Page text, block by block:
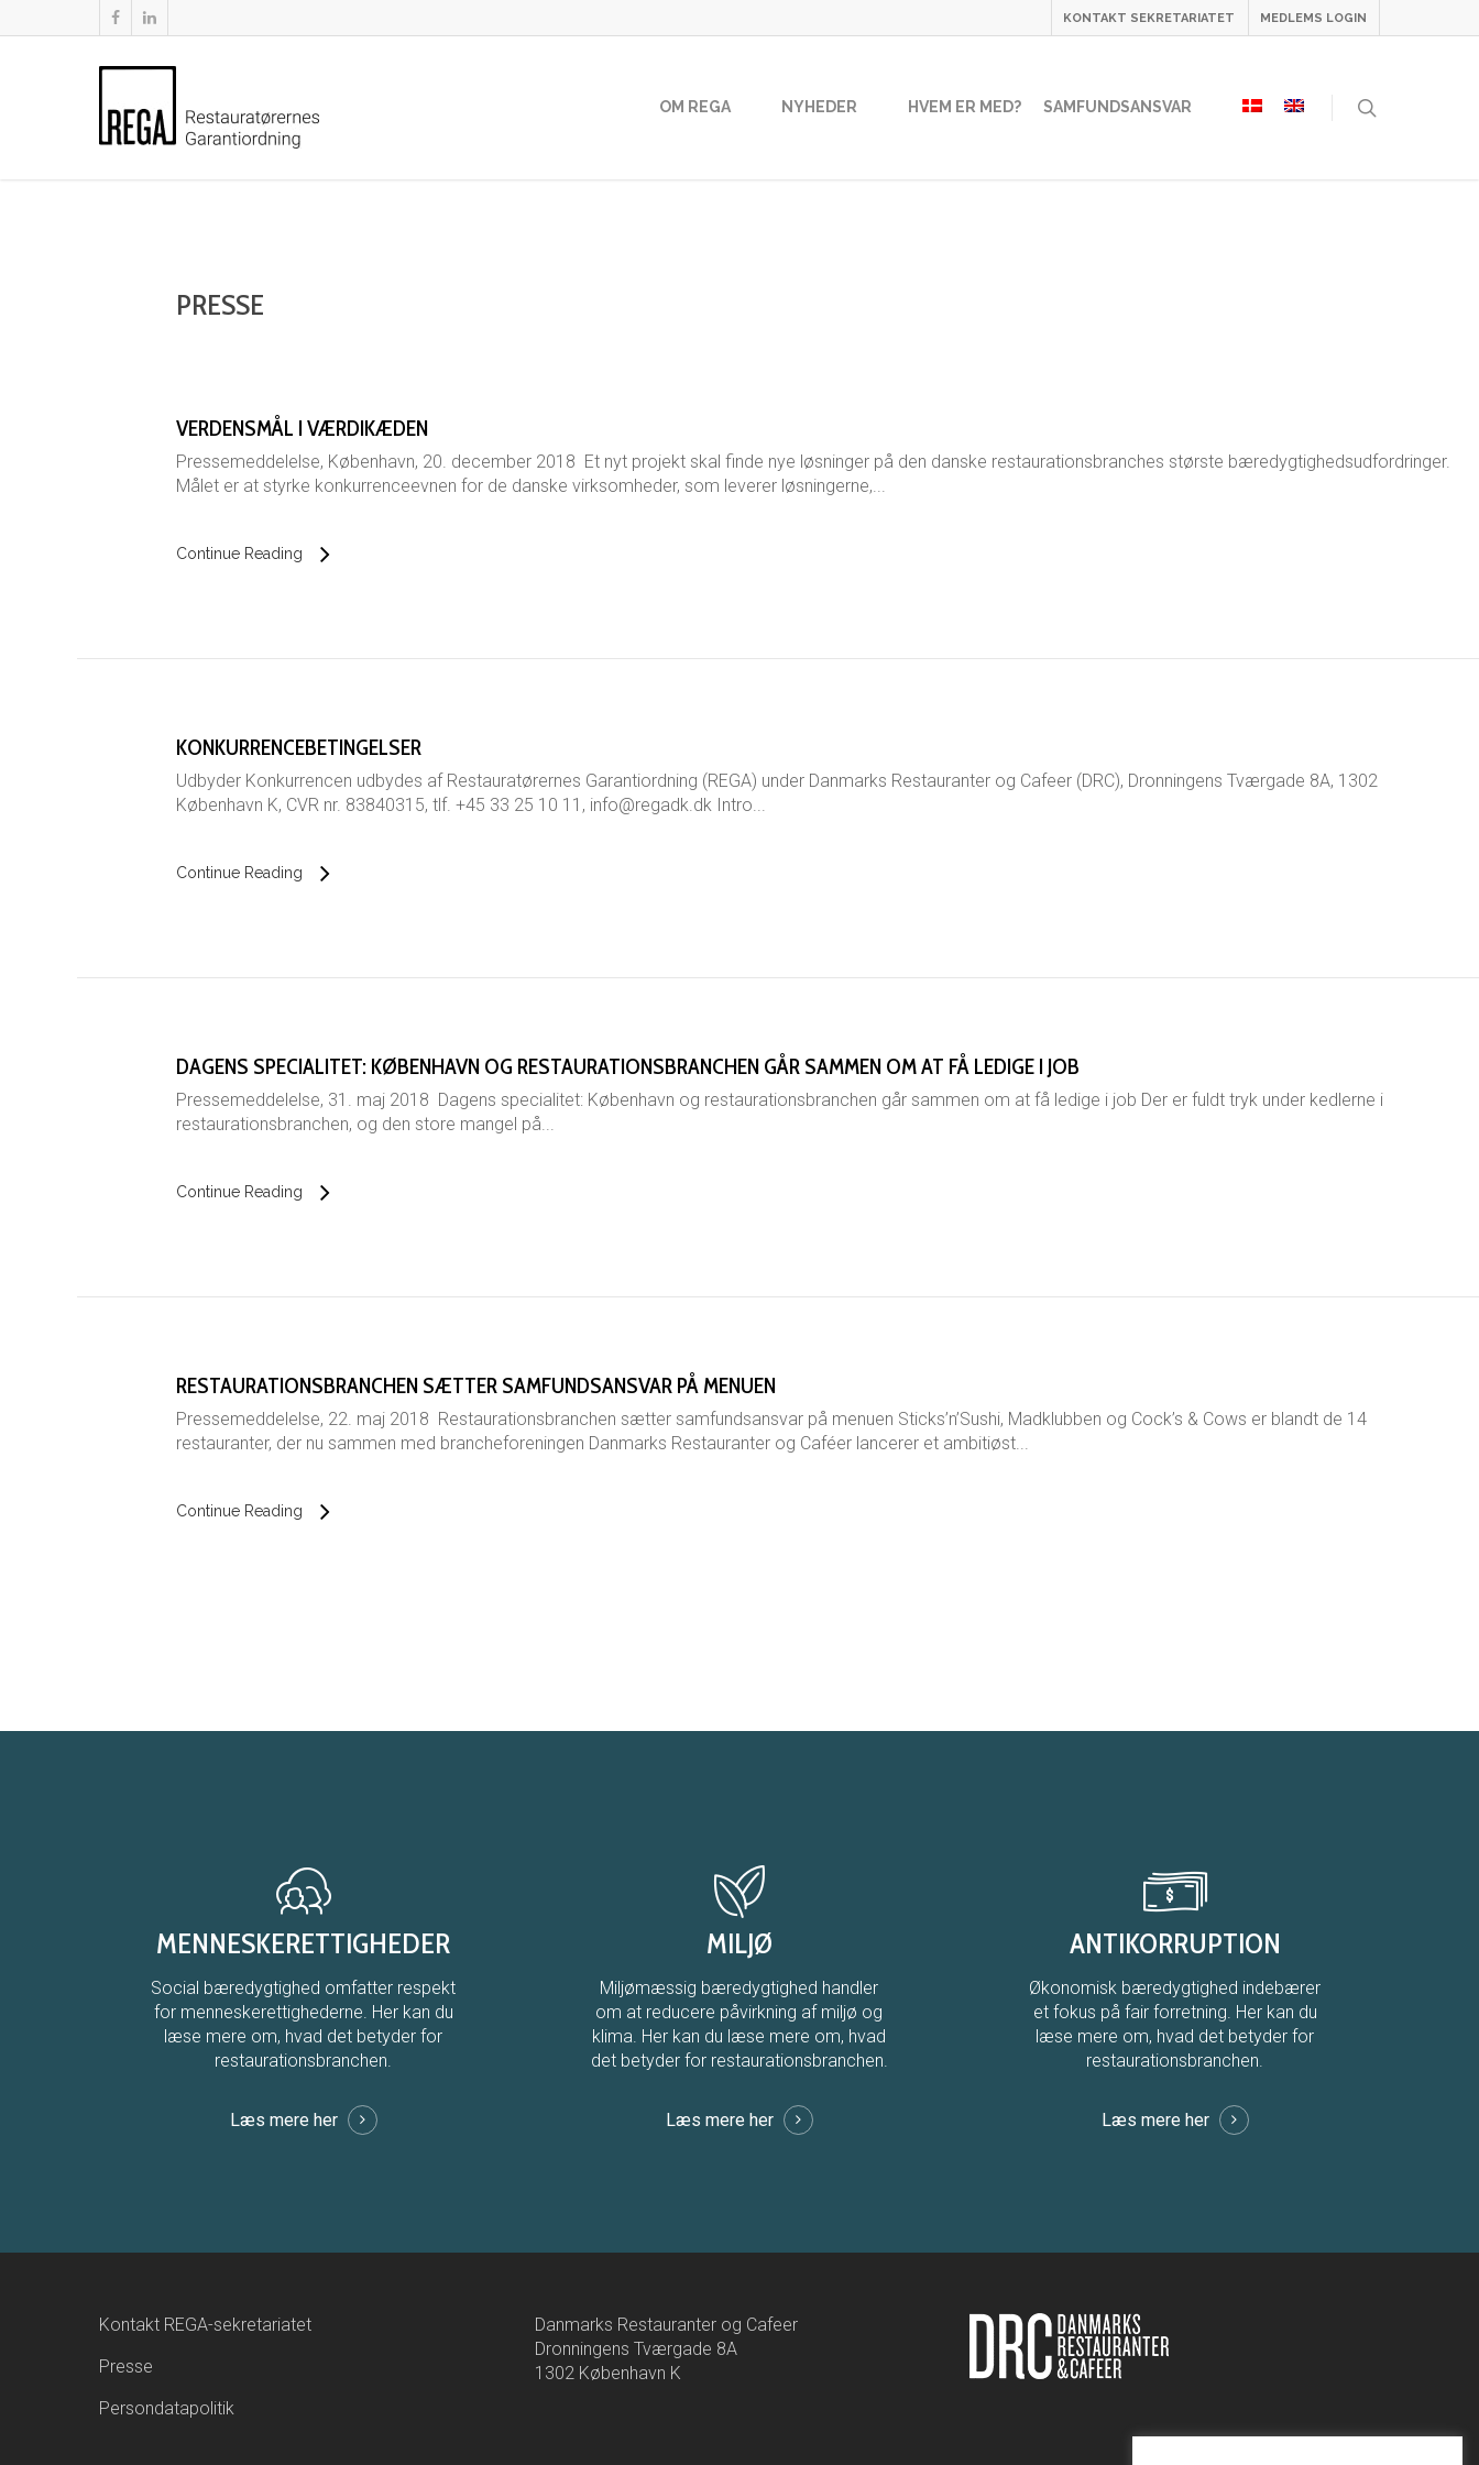
KONTAKT SEKRETARIATET MEDLEMS LOGIN
OM REGA NYHEDER HVEM ER MED? SAMFUNDSANSVAR
PRESSE
VERDENSMÅL I VÆRDIKÆDEN
Pressemeddelelse, København, 20. december 2018 Et nyt projekt skal finde nye løsninger på den danske restaurationsbranches største bæredygtighedsudfordringer.
Målet er at styrke konkurrenceevnen for de danske virksomheder, som leverer løsningerne,...
Continue Reading
KONKURRENCEBETINGELSER
Udbyder Konkurrencen udbydes af Restauratørernes Garantiordning (REGA) under Danmarks Restauranter og Cafeer (DRC), Dronningens Tværgade 8A, 1302
København K, CVR nr. 83840315, tlf. +45 33 25 10 11, info@regadk.dk Intro...
Continue Reading
DAGENS SPECIALITET: KØBENHAVN OG RESTAURATIONSBRANCHEN GÅR SAMMEN OM AT FÅ LEDIGE I JOB
Pressemeddelelse, 31. maj 2018 Dagens specialitet: København og restaurationsbranchen går sammen om at få ledige i job Der er fuldt tryk under kedlerne i
restaurationsbranchen, og den store mangel på...
Continue Reading
RESTAURATIONSBRANCHEN SÆTTER SAMFUNDSANSVAR PÅ MENUEN
Pressemeddelelse, 22. maj 2018 Restaurationsbranchen sætter samfundsansvar på menuen Sticks’n’Sushi, Madklubben og Cock’s & Cows er blandt de 14
restauranter, der nu sammen med brancheforeningen Danmarks Restauranter og Caféer lancerer et ambitiøst...
Continue Reading
MENNESKERETTIGHEDER
Social bæredygtighed omfatter respekt
for menneskerettighederne. Her kan du
læse mere om, hvad det betyder for
restaurationsbranchen.
Læs mere her
MILJØ
Miljømæssig bæredygtighed handler
om at reducere påvirkning af miljø og
klima. Her kan du læse mere om, hvad
det betyder for restaurationsbranchen.
Læs mere her
ANTIKORRUPTION
Økonomisk bæredygtighed indebærer
et fokus på fair forretning. Her kan du
læse mere om, hvad det betyder for
restaurationsbranchen.
Læs mere her
Kontakt REGA-sekretariatet
Presse
Persondatapolitik
Danmarks Restauranter og Cafeer
Dronningens Tværgade 8A
1302 København K